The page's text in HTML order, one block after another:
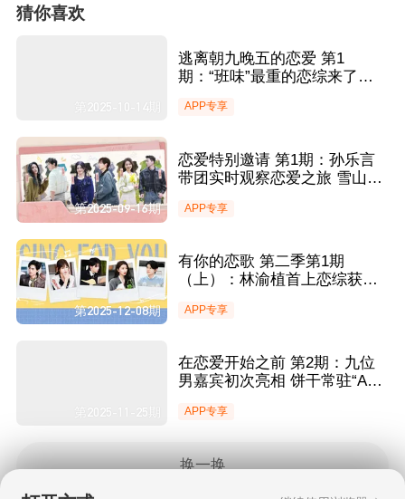
猜你喜欢
第2025-10-14期
逃离朝九晚五的恋爱 第1
期：“班味”最重的恋综来了！
APP专享
第2025-09-16期
恋爱特别邀请 第1期：孙乐言
带团实时观察恋爱之旅 雪山下
APP专享
第2025-12-08期
有你的恋歌 第二季第1期
（上）：林渝植首上恋综获速
APP专享
第2025-11-25期
在恋爱开始之前 第2期：九位
男嘉宾初次亮相 饼干常驻“A
APP专享
换一换